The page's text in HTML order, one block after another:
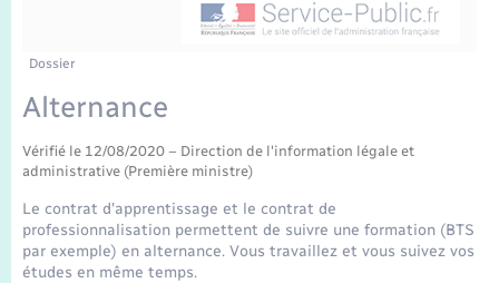
Mariage – PACS
Parrainage civil
Recensement
Dossier
Alternance
Vérifié le 12/08/2020 – Direction de l'information légale et
administrative (Première ministre)
Le contrat d'apprentissage et le contrat de
professionnalisation permettent de suivre une formation (BTS
par exemple) en alternance. Vous travaillez et vous suivez vos
études en même temps.